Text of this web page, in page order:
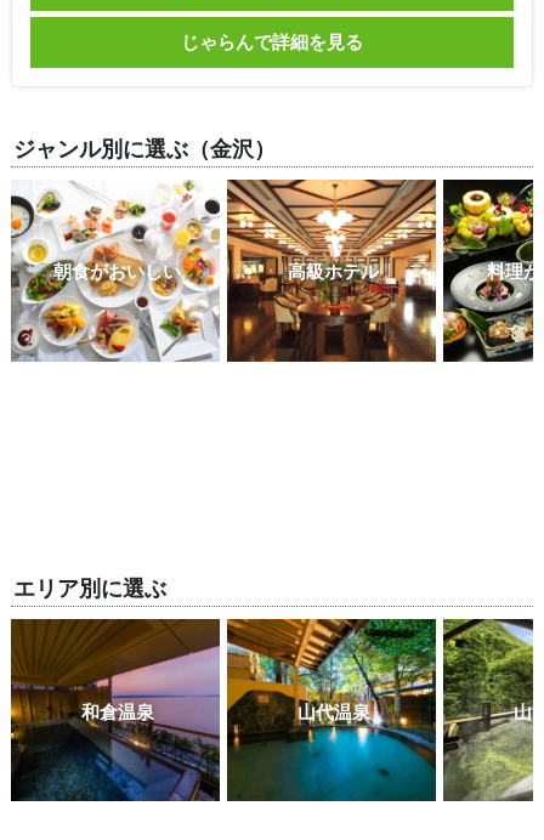
じゃらんで詳細を見る
ジャンル別に選ぶ（金沢）
朝食がおいしい 高級ホテル 料理
エリア別に選ぶ
和倉温泉 山代温泉 山